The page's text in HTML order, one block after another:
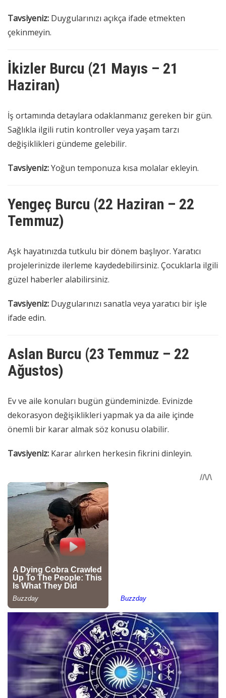
Tavsiyeniz: Duygularınızı açıkça ifade etmekten
çekinmeyin.
İkizler Burcu (21 Mayıs – 21
Haziran)
İş ortamında detaylara odaklanmanız gereken bir gün.
Sağlıkla ilgili rutin kontroller veya yaşam tarzı
değişiklikleri gündeme gelebilir.
Tavsiyeniz:Yoğun temponuza kısa molalar ekleyin.
Yengeç Burcu (22 Haziran – 22
Temmuz)
Aşk hayatınızda tutkulu bir dönem başlıyor. Yaratıcı
projelerinizde ilerleme kaydedebilirsiniz. Çocuklarla ilgili
güzel haberler alabilirsiniz.
Tavsiyeniz: Duygularınızı sanatla veya yaratıcı bir işle
ifade edin.
Aslan Burcu (23 Temmuz – 22
Ağustos)
Ev ve aile konuları bugün gündeminizde. Evinizde
dekorasyon değişiklikleri yapmak ya da aile içinde
önemli bir karar almak söz konusu olabilir.
Tavsiyeniz: Karar alırken herkesin fikrini dinleyin.